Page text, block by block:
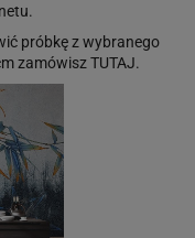
próbkę z wybranego
zamówiszTUTAJ.